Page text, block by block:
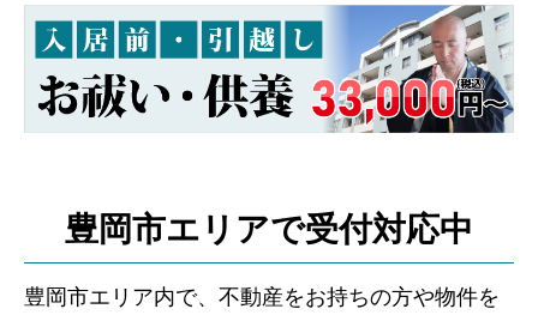
豊岡市エリアで受付対応中
豊岡市エリア内で、不動産をお持ちの方や物件を